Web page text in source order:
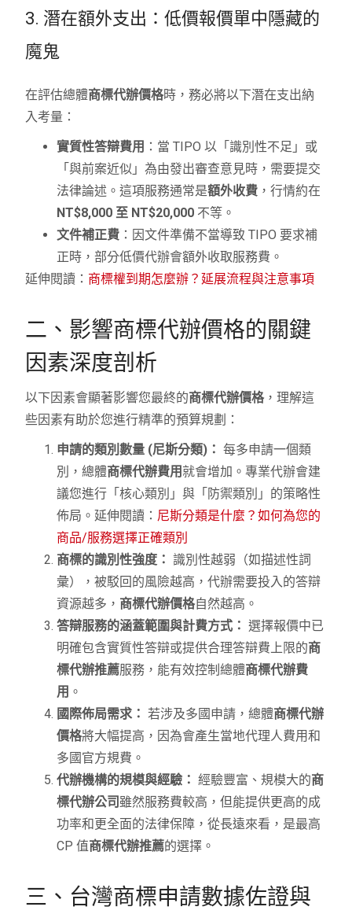
3. 潛在額外支出：低價報價單中隱藏的
魔鬼
在評估總體商標代辦價格時，務必將以下潛在支出納
入考量：
實質性答辯費用 ：當 TIPO 以「識別性不足」或
「與前案近似」為由發出審查意見時，需要提交
法律論述。這項服務通常是額外收費 ，行情約在
NT$8,000 至 NT$20,000 不等。
文件補正費 ：因文件準備不當導致 TIPO 要求補
正時，部分低價代辦會額外收取服務費。
延伸閱讀： 商標權到期怎麼辦？延展流程與注意事項
二、影響商標代辦價格的關鍵
因素深度剖析
以下因素會顯著影響您最終的商標代辦價格，理解這
些因素有助於您進行精準的預算規劃：
申請的類別數量 (尼斯分類)： 每多申請一個類
別，總體商標代辦費用就會增加。專業代辦會建
議您進行「核心類別」與「防禦類別」的策略性
佈局。延伸閱讀： 尼斯分類是什麼？如何為您的
商品/服務選擇正確類別
商標的識別性強度： 識別性越弱（如描述性詞
彙），被駁回的風險越高，代辦需要投入的答辯
資源越多， 商標代辦價格自然越高。
答辯服務的涵蓋範圍與計費方式： 選擇報價中已
明確包含實質性答辯或提供合理答辯費上限的商
標代辦推薦服務，能有效控制總體商標代辦費
用 。
國際佈局需求： 若涉及多國申請，總體商標代辦
價格將大幅提高，因為會產生當地代理人費用和
多國官方規費。
代辦機構的規模與經驗： 經驗豐富、規模大的商
標代辦公司 雖然服務費較高，但能提供更高的成
功率和更全面的法律保障，從長遠來看，是最高
CP 值商標代辦推薦的選擇。
三、台灣商標申請數據佐證與